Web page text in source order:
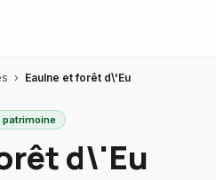
› Eaulne et forêt d\'Eu
patrimoine
d\'Eu